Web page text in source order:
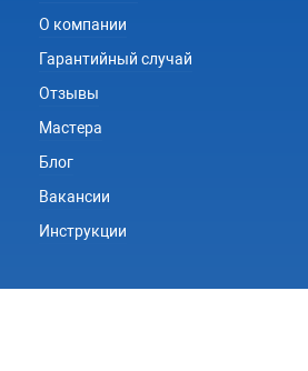
О компании
Гарантийный случай
Отзывы
Мастера
Блог
Вакансии
Инструкции